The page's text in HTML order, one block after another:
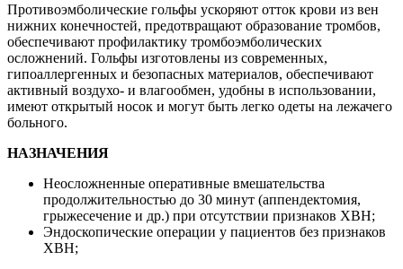
Противоэмболические гольфы ускоряют отток крови из вен
нижних конечностей, предотвращают образование тромбов,
обеспечивают профилактику тромбоэмболических
осложнений. Гольфы изготовлены из современных,
гипоаллергенных и безопасных материалов, обеспечивают
активный воздухо- и влагообмен, удобны в использовании,
имеют открытый носок и могут быть легко одеты на лежачего
больного.
НАЗНАЧЕНИЯ
Неосложненные оперативные вмешательства
продолжительностью до 30 минут (аппендектомия,
грыжесечение и др.) при отсутствии признаков ХВН;
Эндоскопические операции у пациентов без признаков
ХВН;